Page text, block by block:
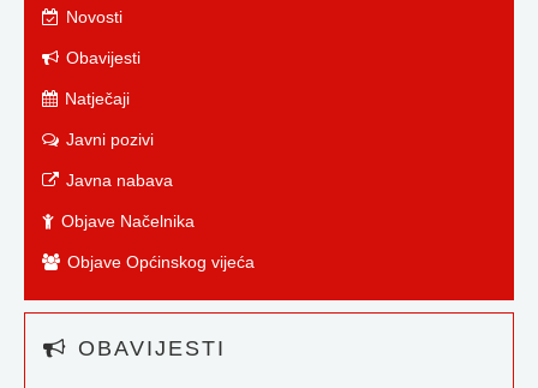
Novosti
Obavijesti
Natječaji
Javni pozivi
Javna nabava
Objave Načelnika
Objave Općinskog vijeća
OBAVIJESTI